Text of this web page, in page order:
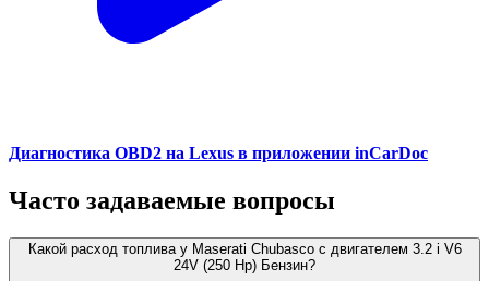
Диагностика OBD2 на Lexus в приложении inCarDoc
Часто задаваемые вопросы
Какой расход топлива у Maserati Chubasco с двигателем 3.2 i V6
24V (250 Hp) Бензин?